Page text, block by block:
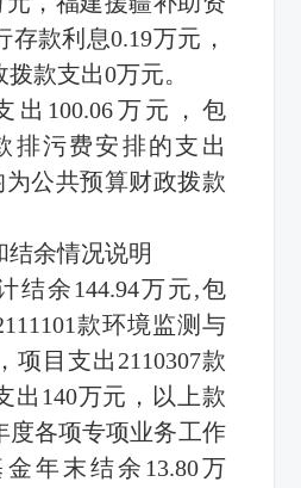
存款利息0.19万元，
款支出0万元。
出100.06万元，包
排污费安排的支出
为公共预算财政拨款
结余情况说明
结余144.94万元,包
款环境监测与
项目支出2110307款
出140万元，以上款
度各项专项业务工作
年末结余13.80万